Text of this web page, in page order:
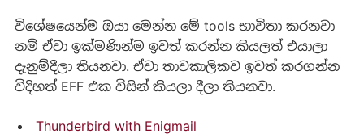
විශේෂයෙන්ම ඔයා මෙන්න මේ tools භාවිතා කරනවා
නම් ඒවා ඉක්මණින්ම ඉවත් කරන්න කියලත් එයාලා
දැනුම්දීලා තියනවා. ඒවා තාවකාලිකව ඉවත් කරගන්න
විදිහත් EFF එක විසින් කියලා දීලා තියනවා.
Thunderbird with Enigmail